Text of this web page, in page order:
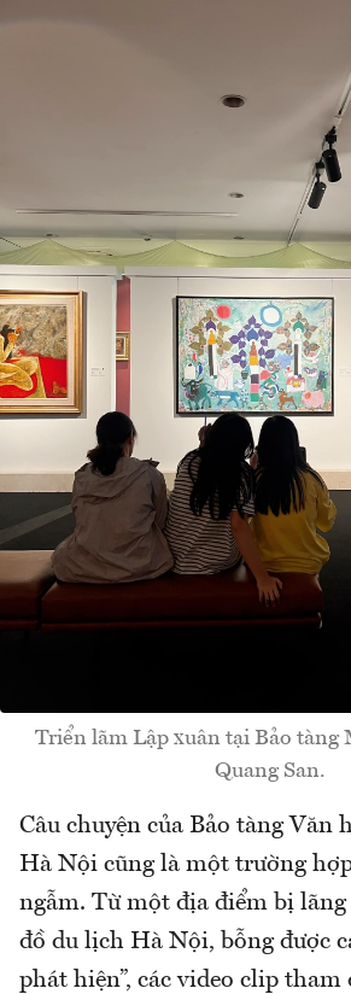
Triển lãm Lập xuân tại Bảo tàng
Quang San.
Câu chuyện của Bảo tàng Văn
Hà Nội cũng là một trường
ngẫm. Từ một địa điểm bị
đồ du lịch Hà Nội, bỗng được
phát hiện”, các video clip tham